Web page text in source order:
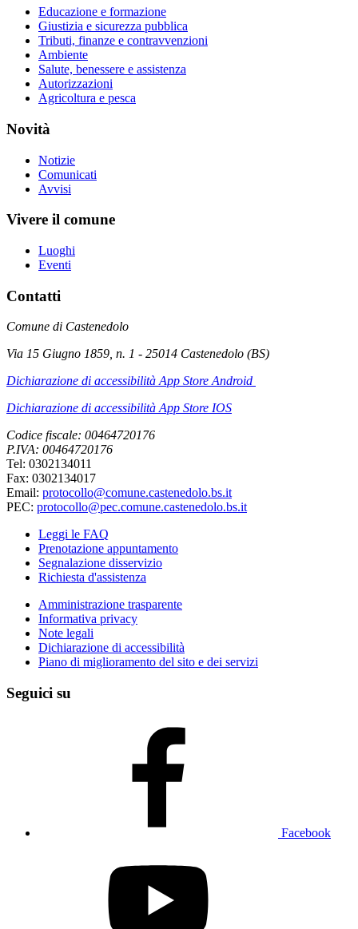
Educazione e formazione
Giustizia e sicurezza pubblica
Tributi, finanze e contravvenzioni
Ambiente
Salute, benessere e assistenza
Autorizzazioni
Agricoltura e pesca
Novità
Notizie
Comunicati
Avvisi
Vivere il comune
Luoghi
Eventi
Contatti
Comune di Castenedolo
Via 15 Giugno 1859, n. 1 - 25014 Castenedolo (BS)
Dichiarazione di accessibilità App Store Android
Dichiarazione di accessibilità App Store IOS
Codice fiscale: 00464720176
P.IVA: 00464720176
Tel: 0302134011
Fax: 0302134017
Email: protocollo@comune.castenedolo.bs.it
PEC: protocollo@pec.comune.castenedolo.bs.it
Leggi le FAQ
Prenotazione appuntamento
Segnalazione disservizio
Richiesta d'assistenza
Amministrazione trasparente
Informativa privacy
Note legali
Dichiarazione di accessibilità
Piano di miglioramento del sito e dei servizi
Seguici su
Facebook